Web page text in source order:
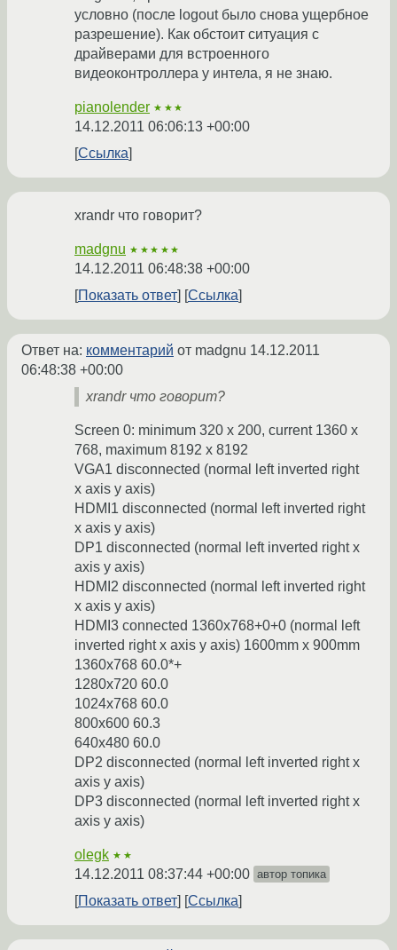
условно (после logout было снова ущербное
разрешение). Как обстоит ситуация с
драйверами для встроенного
видеоконтроллера у интела, я не знаю.
pianolender ★★★
14.12.2011 06:06:13 +00:00
Ссылка
xrandr что говорит?
madgnu ★★★★★
14.12.2011 06:48:38 +00:00
Показать ответ
Ссылка
Ответ на: комментарий от madgnu 14.12.2011
06:48:38 +00:00
xrandr что говорит?
Screen 0: minimum 320 x 200, current 1360 x
768, maximum 8192 x 8192
VGA1 disconnected (normal left inverted right
x axis y axis)
HDMI1 disconnected (normal left inverted right
x axis y axis)
DP1 disconnected (normal left inverted right x
axis y axis)
HDMI2 disconnected (normal left inverted right
x axis y axis)
HDMI3 connected 1360x768+0+0 (normal left
inverted right x axis y axis) 1600mm x 900mm
1360x768 60.0*+
1280x720 60.0
1024x768 60.0
800x600 60.3
640x480 60.0
DP2 disconnected (normal left inverted right x
axis y axis)
DP3 disconnected (normal left inverted right x
axis y axis)
olegk ★★
14.12.2011 08:37:44 +00:00 автор топика
Показать ответ Ссылка